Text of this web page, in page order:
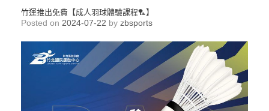
竹運推出免費【成人羽球體驗課程🏸】
Posted on 2024-07-22 by zbsports